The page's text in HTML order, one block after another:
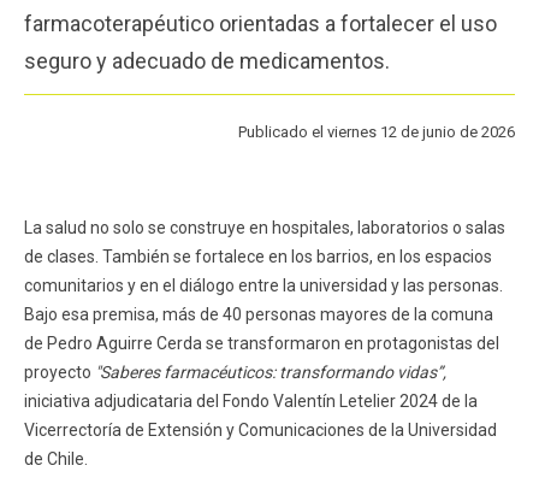
farmacoterapéutico orientadas a fortalecer el uso
seguro y adecuado de medicamentos.
Publicado el viernes 12 de junio de 2026
La salud no solo se construye en hospitales, laboratorios o salas
de clases. También se fortalece en los barrios, en los espacios
comunitarios y en el diálogo entre la universidad y las personas.
Bajo esa premisa, más de 40 personas mayores de la comuna
de Pedro Aguirre Cerda se transformaron en protagonistas del
proyecto "Saberes farmacéuticos: transformando vidas”,
iniciativa adjudicataria del Fondo Valentín Letelier 2024 de la
Vicerrectoría de Extensión y Comunicaciones de la Universidad
de Chile.